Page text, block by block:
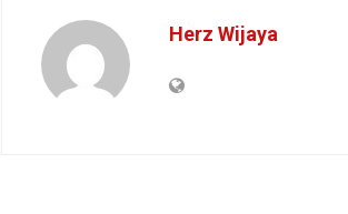
Herz Wijaya